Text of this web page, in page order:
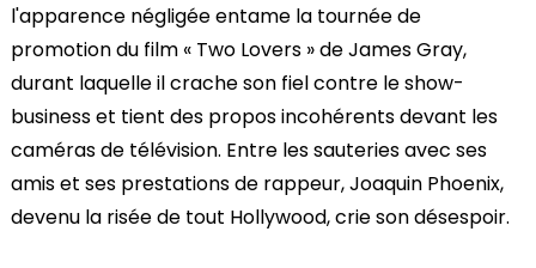
l'apparence négligée entame la tournée de
promotion du film « Two Lovers » de James Gray,
durant laquelle il crache son fiel contre le show-
business et tient des propos incohérents devant les
caméras de télévision. Entre les sauteries avec ses
amis et ses prestations de rappeur, Joaquin Phoenix,
devenu la risée de tout Hollywood, crie son désespoir.